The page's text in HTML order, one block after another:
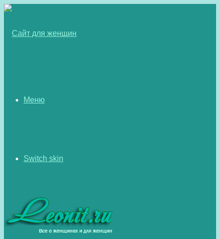
Меню
Switch skin